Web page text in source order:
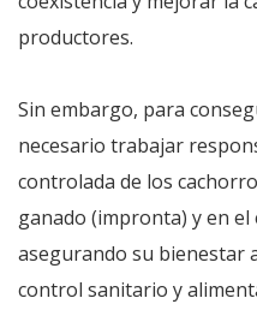
productores.
Sin embargo, para
necesario trabajar
controlada de los
ganado (impronta) y en
asegurando su bienestar
control sanitario y